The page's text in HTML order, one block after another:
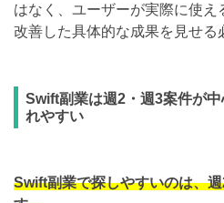
はなく、ユーザーが実際に使
改善した具体的な成果を見せる
Swift副業は週2・週3案件が
れやすい
Swift副業で探しやすいのは、